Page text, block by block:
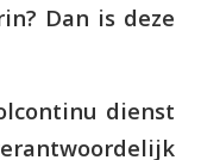
Dan is deze
dienst